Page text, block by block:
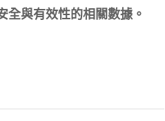
與有效性的相關數據。